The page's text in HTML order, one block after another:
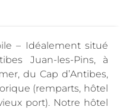
– Idéalement situé
Juan-les-Pins, à
du Cap d’Antibes,
(remparts, hôtel
port). Notre hôtel